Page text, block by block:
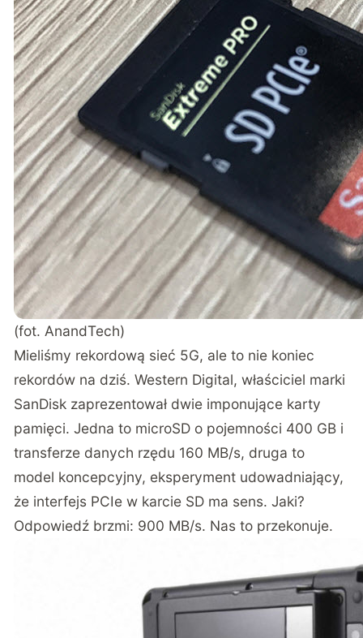
(fot. AnandTech)
Mieliśmy rekordową sieć 5G, ale to nie koniec
rekordów na dziś. Western Digital, właściciel marki
SanDisk zaprezentował dwie imponujące karty
pamięci. Jedna to microSD o pojemności 400 GB i
transferze danych rzędu 160 MB/s, druga to
model koncepcyjny, eksperyment udowadniający,
że interfejs PCIe w karcie SD ma sens. Jaki?
Odpowiedź brzmi: 900 MB/s. Nas to przekonuje.